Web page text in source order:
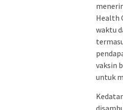
Health
waktu
vaksin
untuk